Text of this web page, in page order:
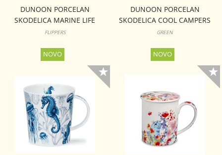
DUNOON PORCELAN
SKODELICA MARINE LIFE
CAIRNGORM
FLIPPERS
DUNOON PORCELAN
SKODELICA COOL CAMPERS
CAIRNGORM
GREEN